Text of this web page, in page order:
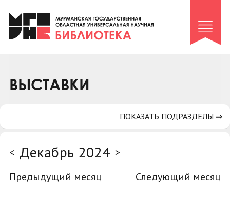
Клуб «Гиря и сельдерей»
Клуб «Семейный архив»
Коллегам
ВЫСТАВКИ
< Декабрь 2024 >
Предыдущий месяц
Следующий месяц
ПОКАЗАТЬ ПОДРАЗДЕЛЫ ⇒